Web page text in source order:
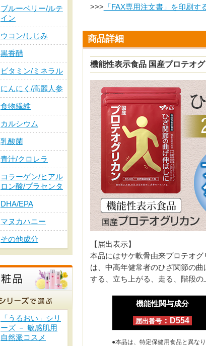
>>> 「FAX専用注文書」を印刷す
商品詳細
機能性表示食品 国産プロテオ
【届出表示】
本品にはサケ軟骨由来プロテオ
は、中高年健常者のひざ関節の
する、立ち上がる、走る、階段の
機能性関与成分
届出番号 ：D554
●本品は、特定保健用食品と異な
ブルーベリー/ルテ
イン
ウコン/しじみ
黒香醋
ビタミン/ミネラル
にんにく/高麗人参
食物繊維
カルシウム
乳酸菌
青汁/クロレラ
コラーゲン/ヒアル
ロン酸/プラセンタ
DHA/EPA
マヌカハニー
その他成分
「うるおい」シリ
ーズ － 敏感肌用
自然派コスメ